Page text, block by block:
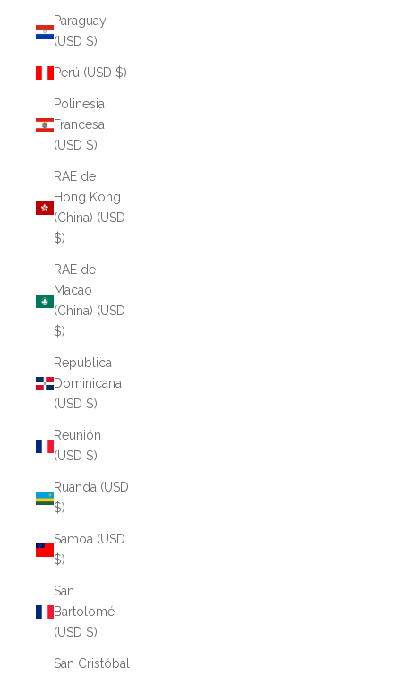
Paraguay
(USD $)
Perú (USD $)
Polinesia
Francesa
(USD $)
RAE de
Hong Kong
(China) (USD
$)
RAE de
Macao
(China) (USD
$)
República
Dominicana
(USD $)
Reunión
(USD $)
Ruanda (USD
$)
Samoa (USD
$)
San
Bartolomé
(USD $)
San Cristóbal